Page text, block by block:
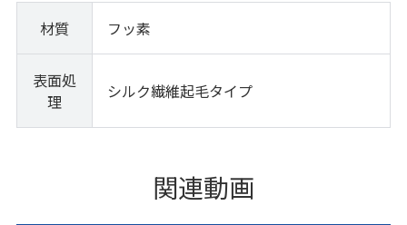
材質 フッ素
表面処
理
シルク繊維起毛タイプ
関連動画